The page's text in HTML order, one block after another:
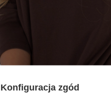
Konfiguracja zgód